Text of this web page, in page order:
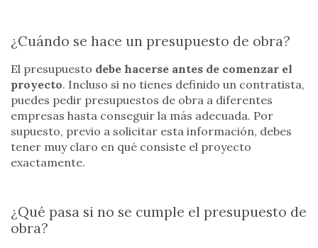
¿Cuándo se hace un presupuesto de obra?
El presupuesto debe hacerse antes de comenzar el
proyecto. Incluso si no tienes definido un contratista,
puedes pedir presupuestos de obra a diferentes
empresas hasta conseguir la más adecuada. Por
supuesto, previo a solicitar esta información, debes
tener muy claro en qué consiste el proyecto
exactamente.
¿Qué pasa si no se cumple el presupuesto de
obra?